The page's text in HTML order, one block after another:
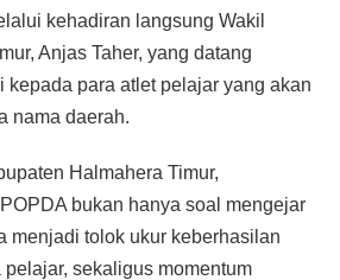
kehadiran langsung Wakil
Anjas Taher, yang datang
kepada para atlet pelajar yang akan
nama daerah.
Halmahera Timur,
bukan hanya soal mengejar
menjadi tolok ukur keberhasilan
sekaligus momentum